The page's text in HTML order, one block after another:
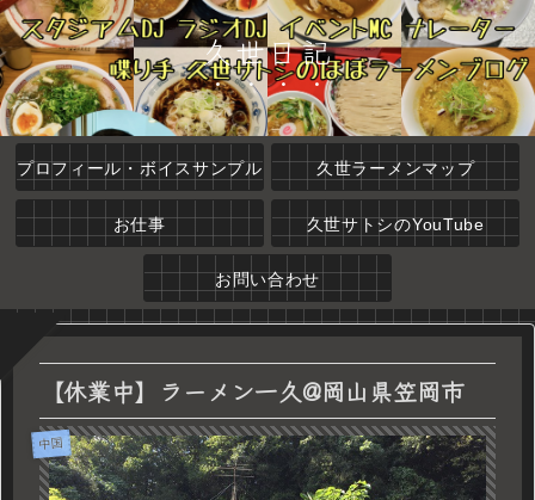
久世日記
プロフィール・ボイスサンプル 久世ラーメンマップ
お仕事 久世サトシのYouTube
お問い合わせ
【休業中】ラーメン一久@岡山県笠岡市
中国